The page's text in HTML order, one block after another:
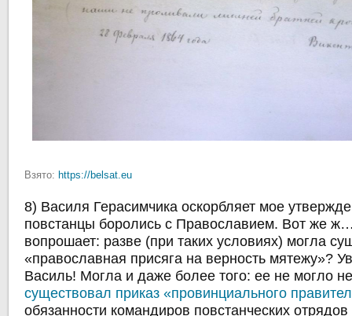
Взято: https://belsat.eu
8) Василя Герасимчика оскорбляет мое
повстанцы боролись с Православием. Вот же
вопрошает: разве (при таких условиях) могла
«православная присяга на верность мятежу»?
Василь! Могла и даже более того: ее не могло
существовал приказ «провинциального
обязанности командиров повстанческих отрядов